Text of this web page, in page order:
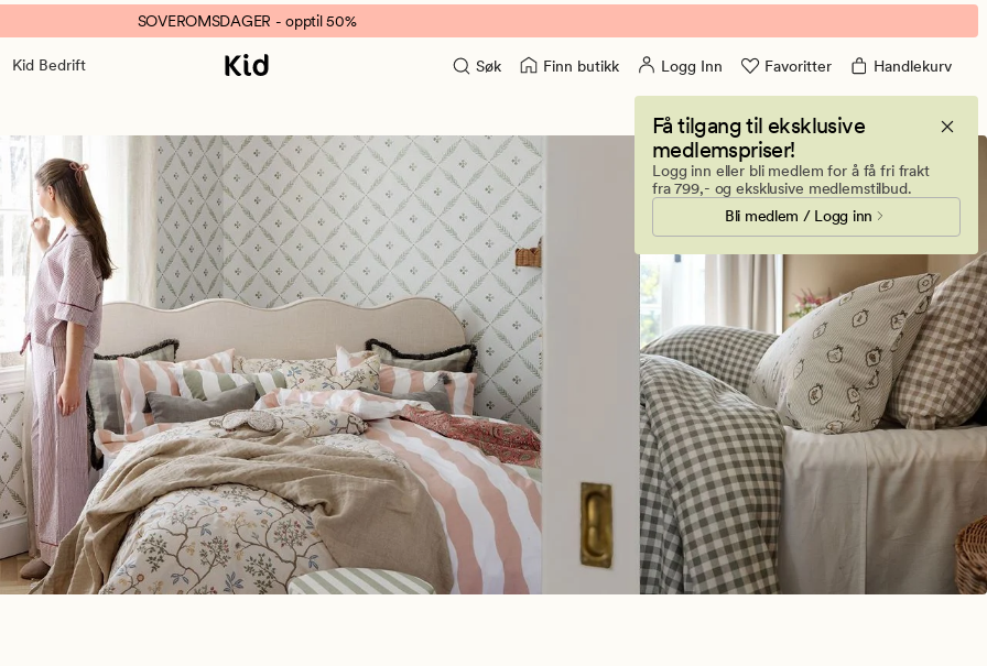
SOVEROMSDAGER - opptil 50%
Kid Bedrift Søk Finn butikk Logg Inn Favoritter Handlekurv
Få tilgang til eksklusive
medlemspriser!
Logg inn eller bli medlem for å få fri frakt
fra 799,- og eksklusive medlemstilbud.
Bli medlem / Logg inn